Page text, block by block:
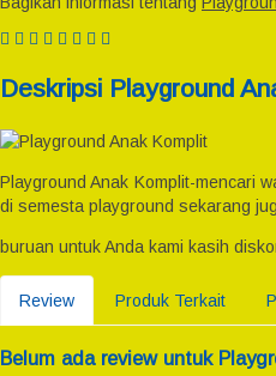
Deskripsi Playground
Playground Anak Komplit-mencari
di semesta playground sekarang
buruan untuk Anda kami kasih
Review Produk Terkait
Belum ada review untuk